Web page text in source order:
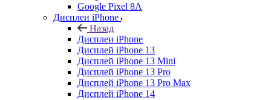
Google Pixel 8A
Дисплеи iPhone
Назад
Дисплеи iPhone
Дисплей iPhone 13
Дисплей iPhone 13 Mini
Дисплей iPhone 13 Pro
Дисплей iPhone 13 Pro Max
Дисплей iPhone 14